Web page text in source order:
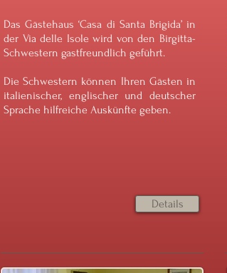
Das Gästehaus ‘Casa di Santa Brigida’ in
der Via delle Isole wird von den Birgitta-
Schwestern gastfreundlich geführt.
Die Schwestern können Ihren Gästen in
italienischer, englischer und deutscher
Sprache hilfreiche Auskünfte geben.
Details